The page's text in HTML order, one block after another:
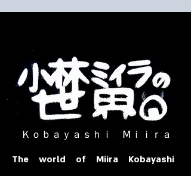
ｏｂａｙａｓｈｉ Ⅿｉｉｒａ​
The world of Miira Kobayashi